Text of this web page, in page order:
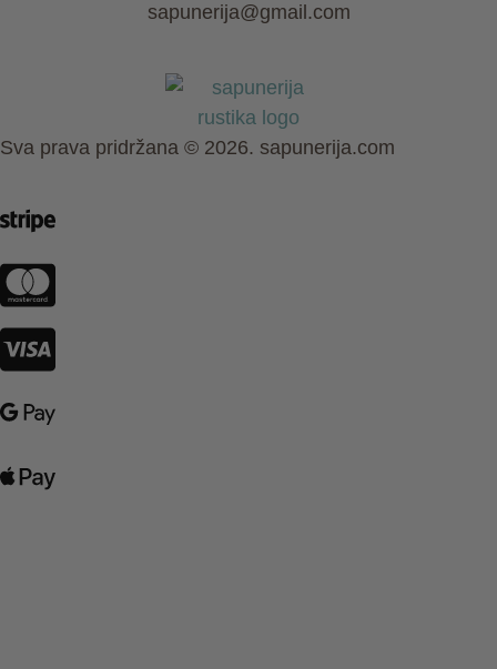
sapunerija@gmail.com
Sva prava pridržana © 2026. sapunerija.com